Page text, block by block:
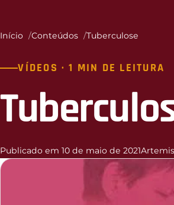
Início Conteúdos Tuberculose
VÍDEOS · 1 MIN DE LEITURA
Publicado em 10 de maio de 2021